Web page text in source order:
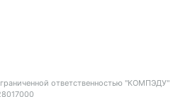
ответственностью "КОМПЭДУ"